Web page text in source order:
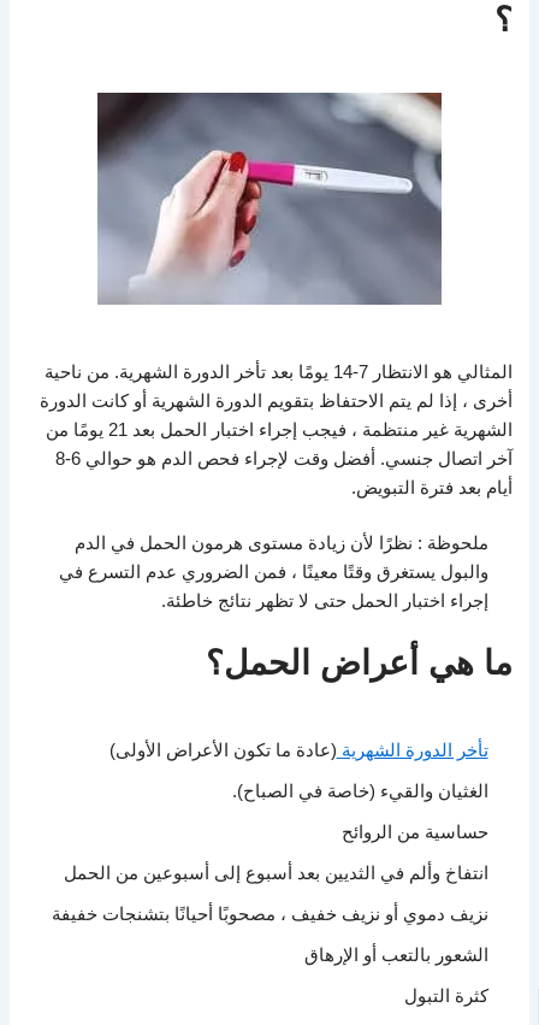
؟
المثالي هو الانتظار 7-14 يومًا بعد تأخر الدورة الشهرية. من ناحية
أخرى ، إذا لم يتم الاحتفاظ بتقويم الدورة الشهرية أو كانت الدورة
الشهرية غير منتظمة ، فيجب إجراء اختبار الحمل بعد 21 يومًا من
آخر اتصال جنسي. أفضل وقت لإجراء فحص الدم هو حوالي 6-8
أيام بعد فترة التبويض.
ملحوظة : نظرًا لأن زيادة مستوى هرمون الحمل في الدم
والبول يستغرق وقتًا معينًا ، فمن الضروري عدم التسرع في
إجراء اختبار الحمل حتى لا تظهر نتائج خاطئة.
ما هي أعراض الحمل؟
تأخر الدورة الشهرية (عادة ما تكون الأعراض الأولى)
الغثيان والقيء (خاصة في الصباح).
حساسية من الروائح
انتفاخ وألم في الثديين بعد أسبوع إلى أسبوعين من الحمل
نزيف دموي أو نزيف خفيف ، مصحوبًا أحيانًا بتشنجات خفيفة
الشعور بالتعب أو الإرهاق
كثرة التبول